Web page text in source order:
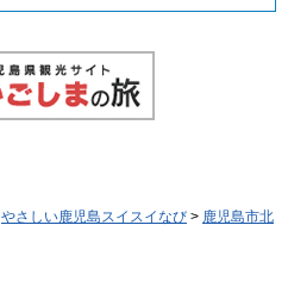
やさしい鹿児島スイスイなび > 鹿児島市北